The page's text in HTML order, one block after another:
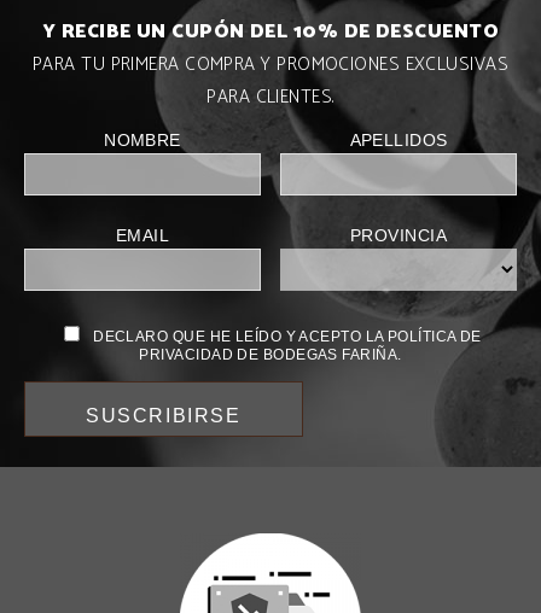
Y RECIBE UN CUPÓN DEL 10% DE DESCUENTO
PARA TU PRIMERA COMPRA Y PROMOCIONES EXCLUSIVAS
PARA CLIENTES.
NOMBRE APELLIDOS
EMAIL PROVINCIA
DECLARO QUE HE LEÍDO Y ACEPTO LA POLÍTICA DE
PRIVACIDAD DE BODEGAS FARIÑA.